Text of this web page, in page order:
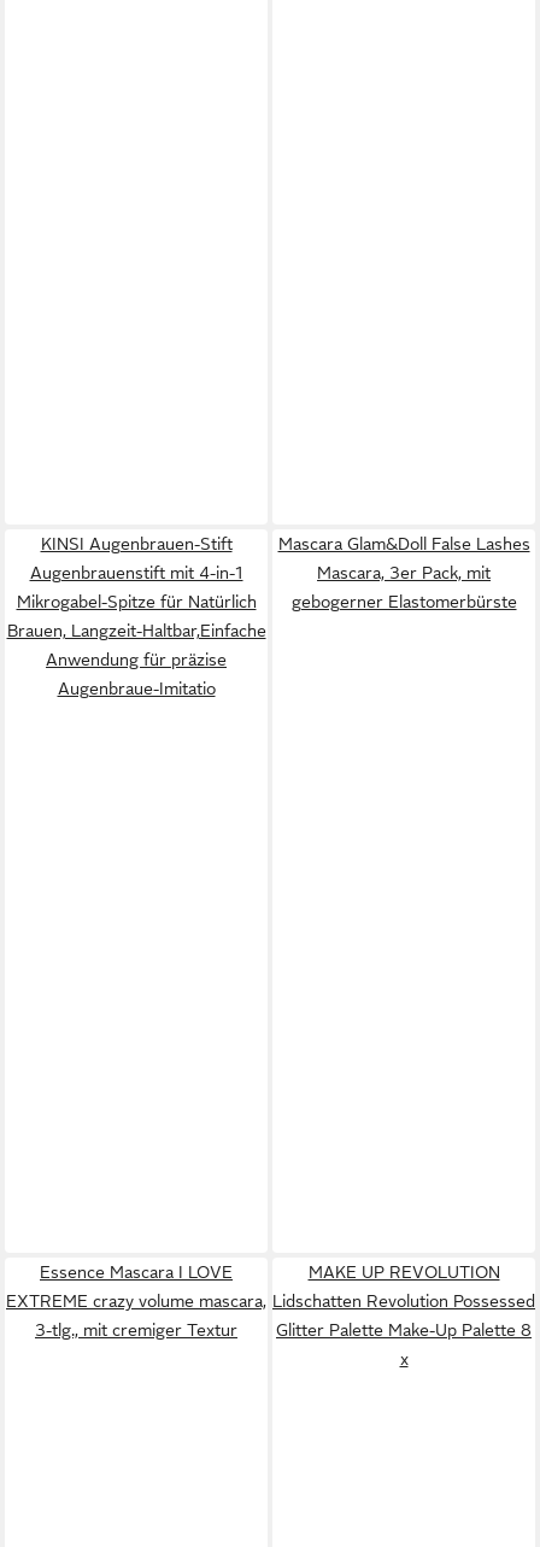
KINSI Augenbrauen-Stift
Augenbrauenstift mit 4-in-1
Mikrogabel-Spitze für Natürlich
Brauen, Langzeit-Haltbar,Einfache
Anwendung für präzise
Augenbraue-Imitatio
Mascara Glam&Doll False Lashes
Mascara, 3er Pack, mit
gebogerner Elastomerbürste
Essence Mascara I LOVE
EXTREME crazy volume mascara,
3-tlg., mit cremiger Textur
MAKE UP REVOLUTION
Lidschatten Revolution Possessed
Glitter Palette Make-Up Palette 8
x